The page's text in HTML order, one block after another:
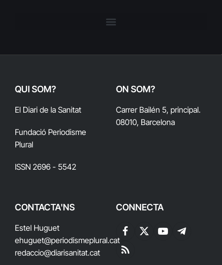
QUI SOM?
El Diari de la Sanitat
Fundació Periodisme
Plural
ISSN 2696 - 5542
ON SOM?
Carrer Bailén 5, principal.
08010, Barcelona
CONTACTA'NS
Estel Huguet
ehuguet@periodismeplural.cat
redaccio@diarisanitat.cat
CONNECTA
Facebook
X
YouTubeTelegram
RSS